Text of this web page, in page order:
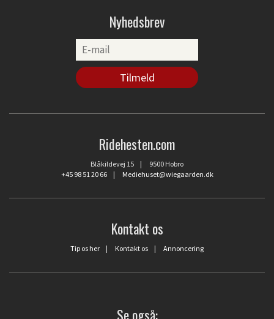
Nyhedsbrev
Ridehesten.com
Blåkildevej 15 | 9500 Hobro
+45 98 51 20 66| Mediehuset@wiegaarden.dk
Kontakt os
Tip os her | Kontakt os | Annoncering
Se også: